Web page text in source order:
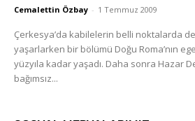
Cemalettin Özbay - 1 Temmuz 2009
Çerkesya’da kabilelerin belli noktalarda
yaşarlarken bir bölümü Doğu Roma’nın
yüzyıla kadar yaşadı. Daha sonra Hazar
bağımsız...